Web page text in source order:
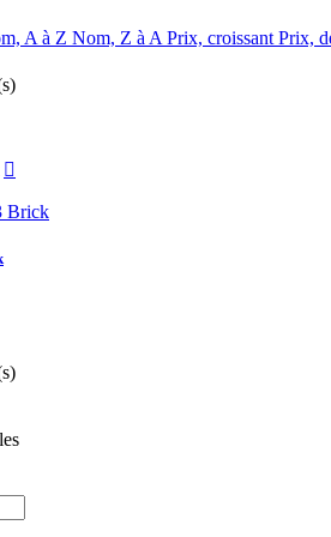
A à Z Nom, Z à A Prix, croissant Prix,
